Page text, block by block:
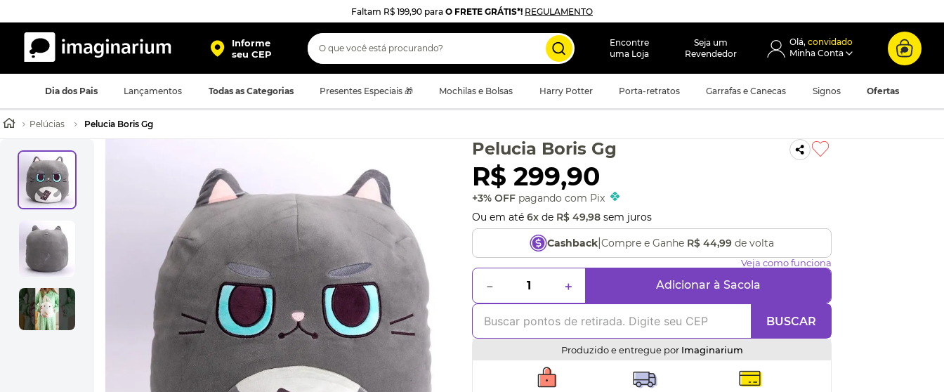
Faltam R$ 199,90 para O FRETE GRÁTIS*! REGULAMENTO
Informe
seu CEP
O que você está procurando?
Encontre
uma Loja
Seja um
Revendedor
convidado
Dia dos Pais Lançamentos Todas as Categorias Presentes Especiais 🎁 Mochilas e Bolsas Harry Potter Porta-retratos Garrafas e Canecas Signos Ofertas
Pelúcias Pelucia Boris Gg
Pelucia Boris Gg
R$ 299,90
+3% OFF pagando com Pix
Ou em até 6x de R$ 49,98 sem juros
Cashback Compre e Ganhe R$ 44,99 de volta
Veja como funciona
＋
－ Adicionar à Sacola
BUSCAR
Produzido e entregue por Imaginarium
TERMOS MAIS BUSCADOS
harry potter
2º
bolsa
necessaire
garrafa
friends
bolsa termica